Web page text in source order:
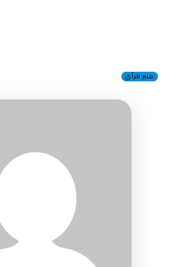
منبر الرأي